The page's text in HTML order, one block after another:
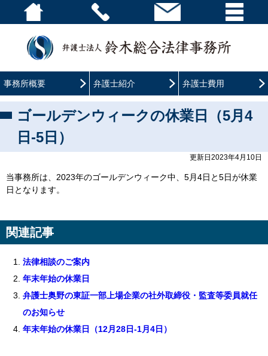
事務所概要 弁護士紹介 弁護士費用
ゴールデンウィークの休業日（5月4
日-5日）
更新日2023年4月10日
当事務所は、2023年のゴールデンウィーク中、5月4日と5日が休業
日となります。
関連記事
法律相談のご案内
年末年始の休業日
弁護士奥野の東証一部上場企業の社外取締役・監査等委員就任
のお知らせ
年末年始の休業日（12月28日-1月4日）